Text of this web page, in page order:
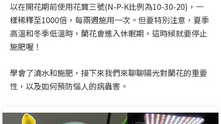
以在開花期前使用花寶三號(N-P-K比例為10-30-20)，一
樣稀釋至1000倍，每兩週施用一次。但要特別注意，夏季
高溫和冬季低溫時，蘭花會進入休眠期，這時候就要停止
施肥喔！
學會了澆水和施肥，接下來我們來聊聊陽光對蘭花的重要
性，以及如何預防惱人的病蟲害。